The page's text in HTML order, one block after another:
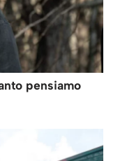
pensiamo